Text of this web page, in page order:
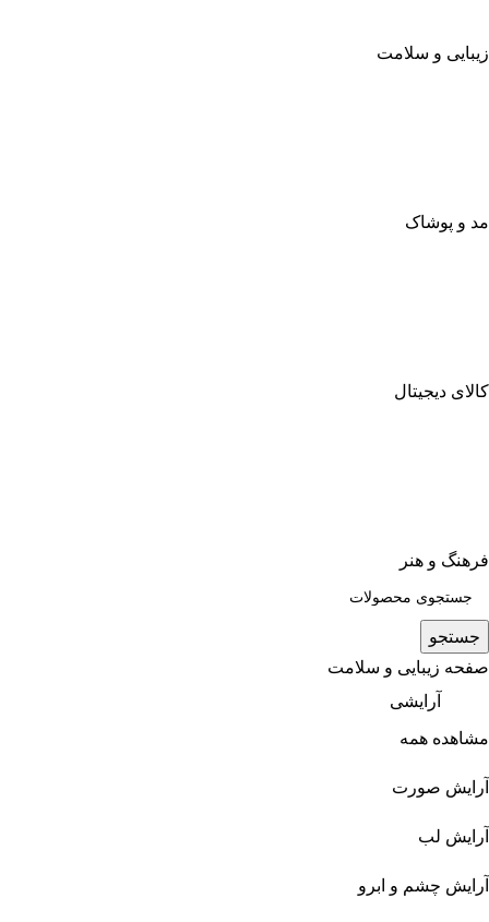
زیبایی و سلامت
مد و پوشاک
کالای دیجیتال
فرهنگ و هنر
جستجو
صفحه زیبایی و سلامت
آرایشی
مشاهده همه
آرایش صورت
آرایش لب
آرایش چشم و ابرو